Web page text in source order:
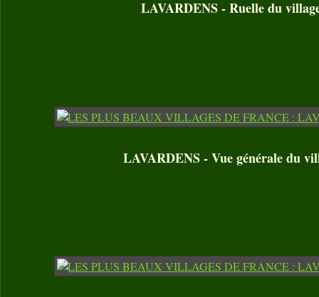
LAVARDENS - Ruelle du
LAVARDENS - Vue générale du